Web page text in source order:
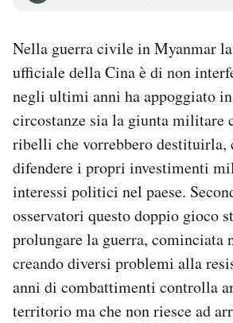
AREA PERSONALE
Newsletter
Notifiche mobile
Regala il Post
Hai bisogno di aiuto?
Esci
Nella guerra civile in Myanmar
ufficiale della Cina è di non
negli ultimi anni ha appoggiato
circostanze sia la giunta militare
ribelli che vorrebbero destituirla,
difendere i propri investimenti
interessi politici nel paese.
osservatori questo doppio gioco
prolungare la guerra, cominciata
creando diversi problemi alla
anni di combattimenti controlla
territorio ma che non riesce ad